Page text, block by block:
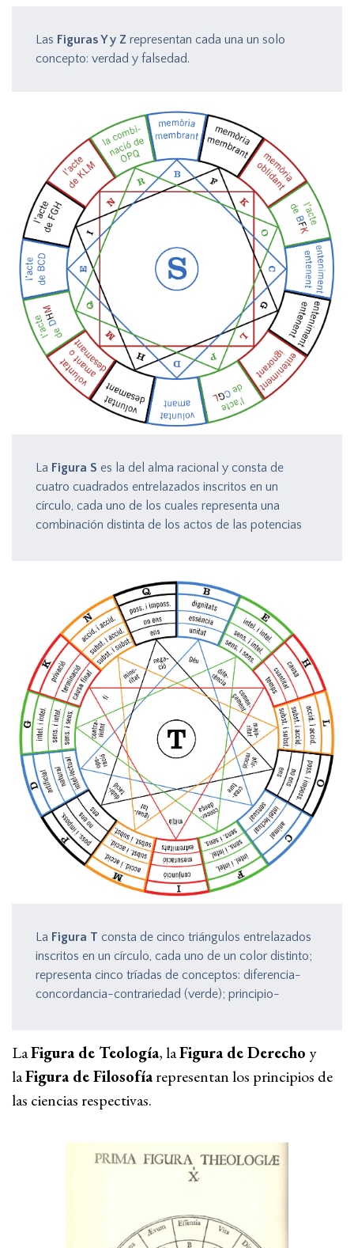
Las Figuras Y y Z representan cada una un solo
concepto: verdad y falsedad.
La Figura S es la del alma racional y consta de
cuatro cuadrados entrelazados inscritos en un
círculo, cada uno de los cuales representa una
combinación distinta de los actos de las potencias
(recordando u olvidando) y el acto correspondiente;
voluntad (amando o desamando) y el acto
correspondiente.
La Figura T consta de cinco triángulos entrelazados
inscritos en un círculo, cada uno de un color distinto;
representa cinco tríadas de conceptos: diferencia-
concordancia-contrariedad (verde); principio-
criatura-operación (azul).
LaFigura de Teología, laFigura de Derecho y
laFigura de Filosofíarepresentan los principios de
las ciencias respectivas.